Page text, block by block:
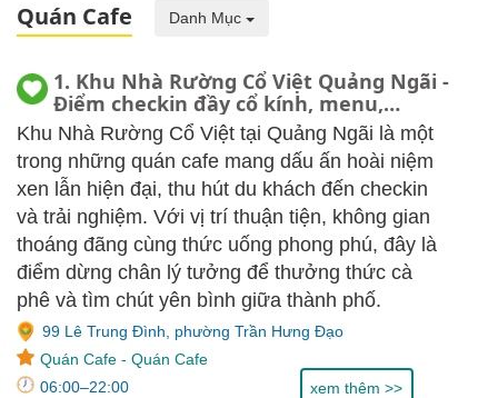
Quán Cafe Danh Mục
1. Khu Nhà Rường Cổ Việt Quảng Ngãi -
Điểm checkin đầy cổ kính, menu,
review
Khu Nhà Rường Cổ Việt tại Quảng Ngãi là một
trong những quán cafe mang dấu ấn hoài niệm
xen lẫn hiện đại, thu hút du khách đến checkin
và trải nghiệm. Với vị trí thuận tiện, không gian
thoáng đãng cùng thức uống phong phú, đây là
điểm dừng chân lý tưởng để thưởng thức cà
phê và tìm chút yên bình giữa thành phố.
99 Lê Trung Đình, phường Trần Hưng Đạo
Quán Cafe - Quán Cafe
06:00–22:00
xem thêm >>